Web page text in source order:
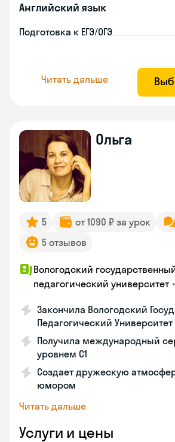
Английский язык
Подготовка к ЕГЭ/ОГЭ
Читать дальше
Ольга
5 от 1090 ₽ за урок
5 отзывов
Вологодский
педагогический университет •
Закончила Вологодский
Педагогический
Получила международный
уровнем C1
Создает дружескую
юмором
Читать дальше
Услуги и цены